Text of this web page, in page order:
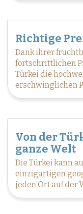
Richtige
Dank ihrer
fortschrittlichen
Türkei die
erschwinglichen
Von der
ganze Welt
Die Türkei kann
einzigartigen
jeden Ort auf der